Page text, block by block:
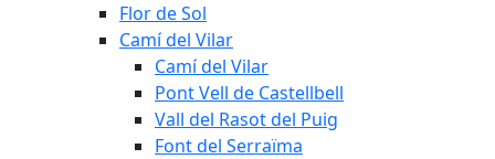
Flor de Sol
Camí del Vilar
Camí del Vilar
Pont Vell de Castellbell
Vall del Rasot del Puig
Font del Serraïma